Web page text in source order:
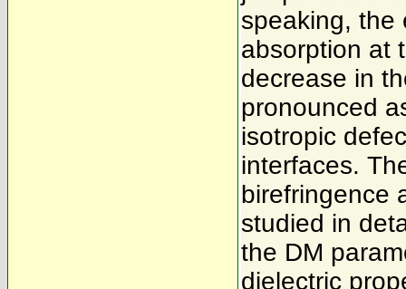
speaking, the
absorption at
decrease in
pronounced
isotropic
interfaces.
birefringence
studied in
the DM
dielectric